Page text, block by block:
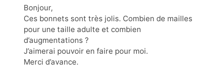
Bonjour,
Ces bonnets sont très jolis. Combien de mailles
pour une taille adulte et combien
d’augmentations ?
J’aimerai pouvoir en faire pour moi.
Merci d’avance.